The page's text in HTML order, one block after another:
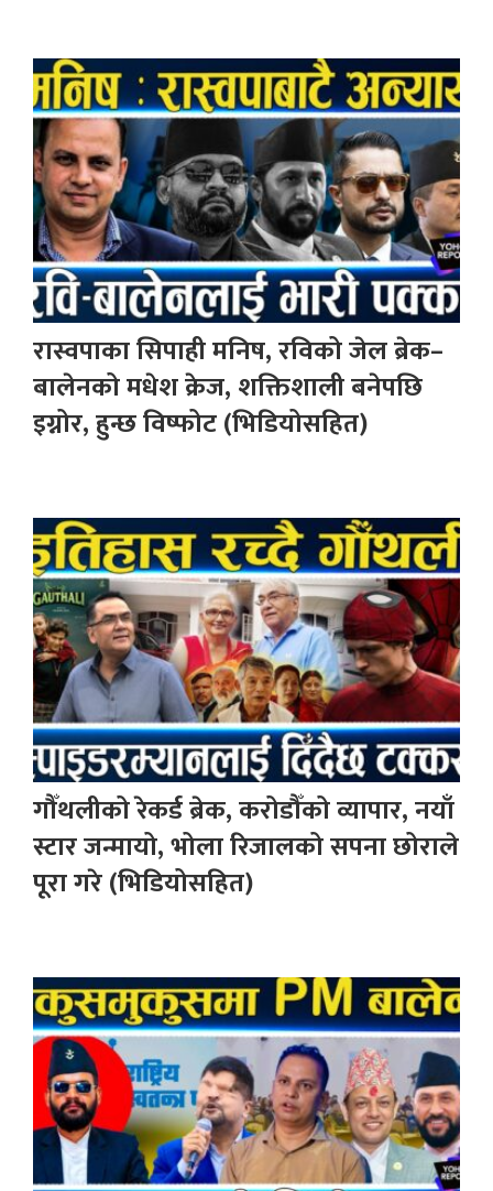
रास्वपाका सिपाही मनिष, रविको जेल ब्रेक–
बालेनको मधेश क्रेज, शक्तिशाली बनेपछि
इग्नोर, हुन्छ विष्फोट (भिडियोसहित)
गौँथलीको रेकर्ड ब्रेक, करोडौँको व्यापार, नयाँ
स्टार जन्मायो, भोला रिजालको सपना छोराले
पूरा गरे (भिडियोसहित)